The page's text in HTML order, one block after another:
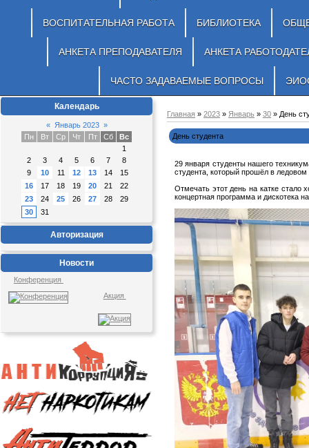
ВОСПИТАТЕЛЬНАЯ РАБОТА БИБЛИОТЕКА
АНКЕТА ПРЕПОДАВАТЕЛЯ АНКЕТА
ЧАСТО ЗАДАВАЕМЫЕ ВОПРОСЫ
Календарь
« Январь 2023 »
Пн
Вт Ср Чт Пт Сб
Вс
1
2
3 4 5 6 7
8
9
10 11 12 13 14
15
16
17 18 19 20 21
22
23
24 25 26 27 28
29
30
31
Авторизация
Новости
Конференция
Акция
Главная » 2023 » Январь » 30 » День
День студента
29 января студенты нашего
студента, который прошёл в
Отмечать этот день на катке стало
концертная программа и дискотека